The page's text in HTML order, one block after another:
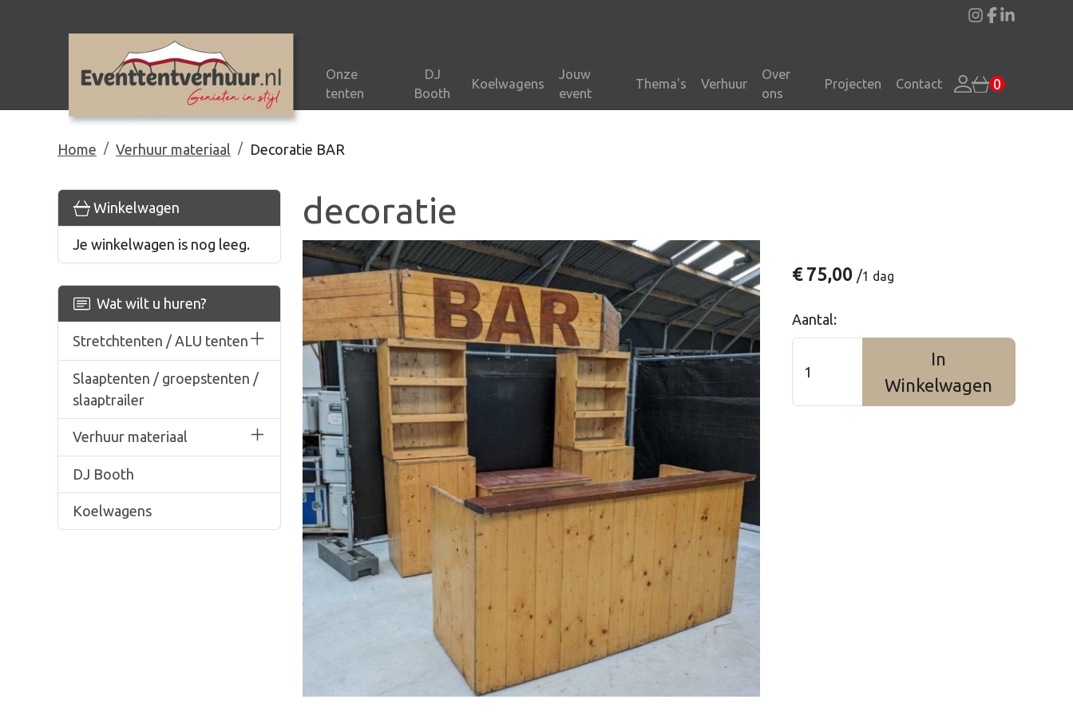
instagram
facebook
linkedin
0
Onze
tenten
DJ
Booth
Koelwagens
Jouw
event
Thema's Verhuur
Over
ons
Projecten Contact
Home Verhuur materiaal Decoratie BAR
Winkelwagen
Je winkelwagen is nog leeg.
Wat wilt u huren?
Stretchtenten / ALU tenten
Slaaptenten / groepstenten /
slaaptrailer
Verhuur materiaal
DJ Booth
Koelwagens
decoratie
€ 75,00 /1 dag
Aantal:
In
Winkelwagen